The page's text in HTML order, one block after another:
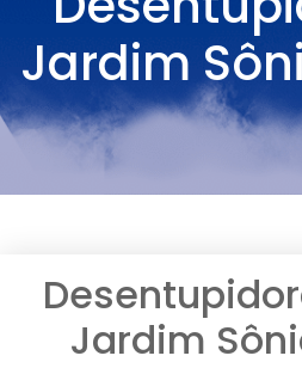
Jardim
Jardim